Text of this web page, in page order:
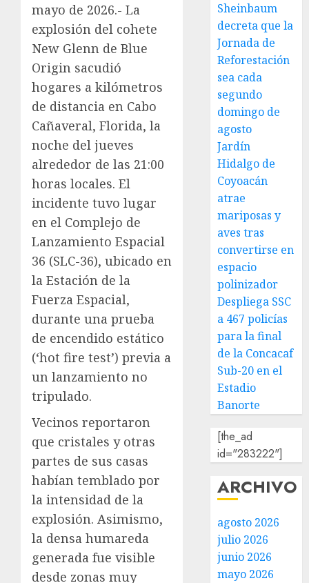
mayo de 2026.- La
explosión del cohete
New Glenn de Blue
Origin sacudió
hogares a kilómetros
de distancia en Cabo
Cañaveral, Florida, la
noche del jueves
alrededor de las 21:00
horas locales. El
incidente tuvo lugar
en el Complejo de
Lanzamiento Espacial
36 (SLC-36), ubicado en
la Estación de la
Fuerza Espacial,
durante una prueba
de encendido estático
(‘hot fire test’) previa a
un lanzamiento no
tripulado.
Vecinos reportaron
que cristales y otras
partes de sus casas
habían temblado por
la intensidad de la
explosión. Asimismo,
la densa humareda
generada fue visible
desde zonas muy
Sheinbaum
decreta que la
Jornada de
Reforestación
sea cada
segundo
domingo de
agosto
Jardín
Hidalgo de
Coyoacán
atrae
mariposas y
aves tras
convertirse en
espacio
polinizador
Despliega SSC
a 467 policías
para la final
de la Concacaf
Sub-20 en el
Estadio
Banorte
[the_ad
id="283222"]
ARCHIVO
agosto 2026
julio 2026
junio 2026
mayo 2026